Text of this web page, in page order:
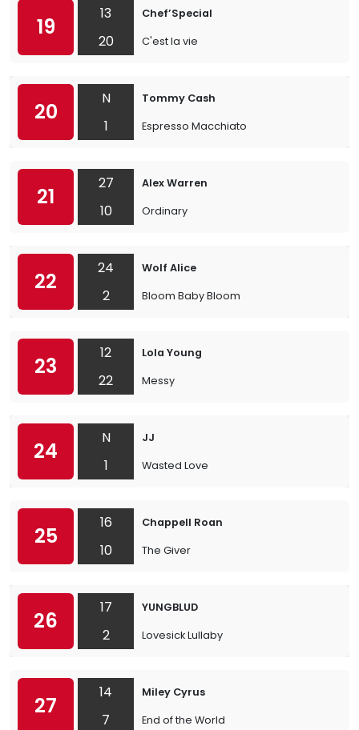
19
13
20
Chef’Special
C'est la vie
20
N
1
Tommy Cash
Espresso Macchiato
21
27
10
Alex Warren
Ordinary
22
24
2
Wolf Alice
Bloom Baby Bloom
23
12
22
Lola Young
Messy
24
N
1
JJ
Wasted Love
25
16
10
Chappell Roan
The Giver
26
17
2
YUNGBLUD
Lovesick Lullaby
27
14
7
Miley Cyrus
End of the World